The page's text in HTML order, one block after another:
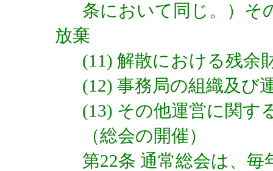
条において同じ。）そ
放棄
(11) 解散における残余
(12) 事務局の組織及び
(13) その他運営に関す
（総会の開催）
第22条 通常総会は、毎